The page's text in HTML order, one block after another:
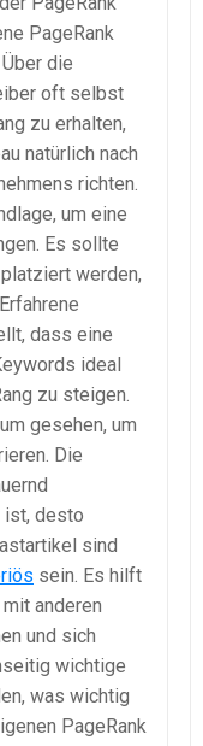
PageRank
die
oft selbst
zu erhalten,
natürlich nach
richten.
um eine
Es sollte
werden,
dass eine
ideal
zu steigen.
gesehen, um
Die
ist, desto
sind
sein. Es hilft
anderen
und sich
wichtige
was wichtig
PageRank